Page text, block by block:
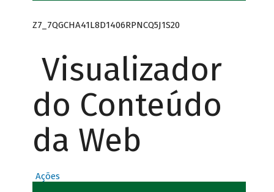
Z7_7QGCHA41L8D1406RPNCQ5J1S20
Visualizador
do Conteúdo
da Web
Ações